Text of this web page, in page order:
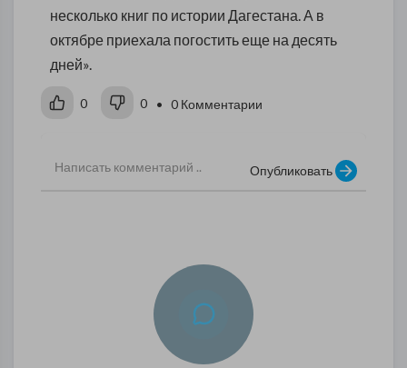
несколько книг по истории Дагестана. А в
октябре приехала погостить еще на десять
дней».
0 0 • 0 Комментарии
Опубликовать